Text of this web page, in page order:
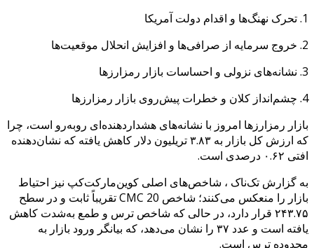
1. تحرک نهنگ‌ها و اقدام دولت آمریکا
2. خروج سرمایه از صرافی‌ها و افزایش انحلال موقعیت‌ها
3. نشانه‌های نزولی و احساسات بازار رمزارزها
4. چشم‌انداز کلان و خطرات پیش‌روی بازار رمزارزها
بازار رمزارزها امروز با نشانه‌های هشداردهنده‌ای روبه‌رو است، چرا
که ارزش کل بازار به ۳.۸۳ تریلیون دلار کاهش یافته که نشان‌دهنده
افتی ۰.۶۲ درصدی است.
به گزارش تک‌ناک ، شاخص‌های اصلی کوین‌مارکت‌کپ نیز احتیاط
بازار را منعکس می‌کنند؛ شاخص CMC 20 تقریباً ثابت و در سطح
۲۴۳.۷۵ قرار دارد، در حالی که شاخص ترس و طمع به‌شدت کاهش
یافته است و عدد ۳۷ را نشان می‌دهد، که بیانگر ورود بازار به
محدوده ترس است.